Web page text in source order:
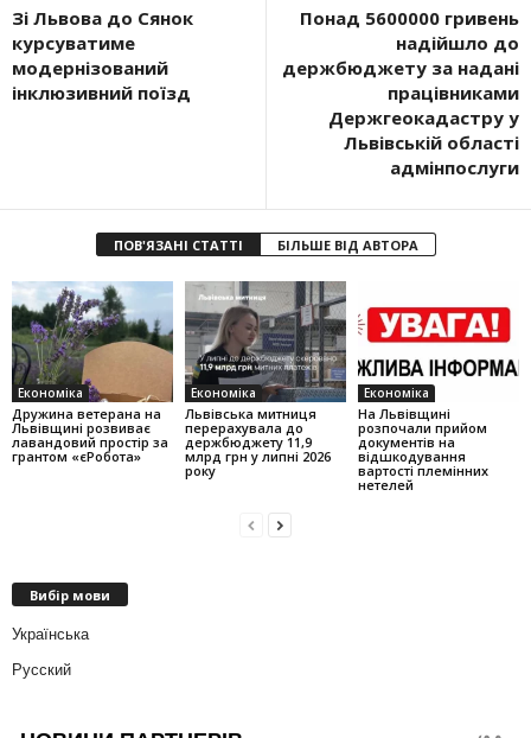
Зі Львова до Сянок
курсуватиме
модернізований
інклюзивний поїзд
Понад 5600000 гривень
надійшло до
держбюджету за надані
працівниками
Держгеокадастру у
Львівській області
адмінпослуги
ПОВ'ЯЗАНІ СТАТТІ БІЛЬШЕ ВІД АВТОРА
Економіка
Дружина ветерана на
Львівщині розвиває
лавандовий простір за
грантом «єРобота»
Економіка
Львівська митниця
перерахувала до
держбюджету 11,9
млрд грн у липні 2026
року
Економіка
На Львівщині
розпочали прийом
документів на
відшкодування
вартості племінних
нетелей
Вибір мови
Українська
Русский